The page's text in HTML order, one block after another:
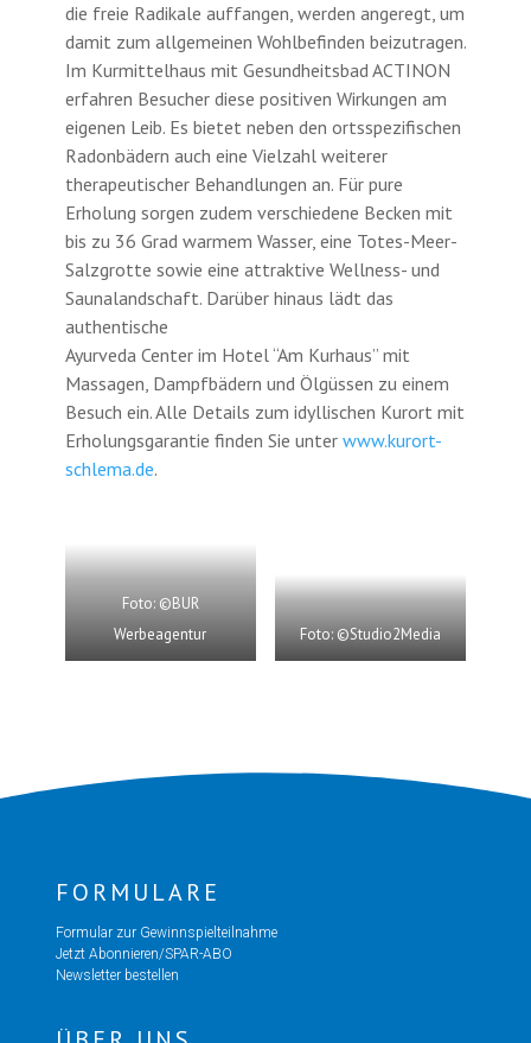
die freie Radikale auffangen, werden angeregt, um
damit zum allgemeinen Wohlbefinden beizutragen.
Im Kurmittelhaus mit Gesundheitsbad ACTINON
erfahren Besucher diese positiven Wirkungen am
eigenen Leib. Es bietet neben den ortsspezifischen
Radonbädern auch eine Vielzahl weiterer
therapeutischer Behandlungen an. Für pure
Erholung sorgen zudem verschiedene Becken mit
bis zu 36 Grad warmem Wasser, eine Totes-Meer-
Salzgrotte sowie eine attraktive Wellness- und
Saunalandschaft. Darüber hinaus lädt das
authentische
Ayurveda Center im Hotel “Am Kurhaus” mit
Massagen, Dampfbädern und Ölgüssen zu einem
Besuch ein. Alle Details zum idyllischen Kurort mit
Erholungsgarantie finden Sie unter www.kurort-
schlema.de.
Foto: ©BUR
Werbeagentur
Foto: ©Studio2Media
FORMULARE
Formular zur Gewinnspielteilnahme
Jetzt Abonnieren/SPAR-ABO
Newsletter bestellen